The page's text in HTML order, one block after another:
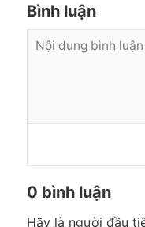
Bình luận
0 bình luận
Hãy là người đầu